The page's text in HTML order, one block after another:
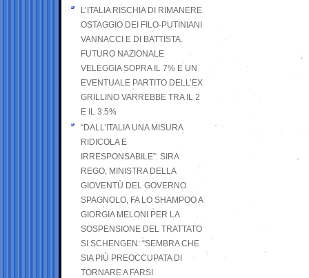
L’ITALIA RISCHIA DI RIMANERE
OSTAGGIO DEI FILO-PUTINIANI
VANNACCI E DI BATTISTA.
FUTURO NAZIONALE
VELEGGIA SOPRA IL 7% E UN
EVENTUALE PARTITO DELL’EX
GRILLINO VARREBBE TRA IL 2
E IL 3.5%
“DALL’ITALIA UNA MISURA
RIDICOLA E
IRRESPONSABILE”: SIRA
REGO, MINISTRA DELLA
GIOVENTÙ DEL GOVERNO
SPAGNOLO, FA LO SHAMPOO A
GIORGIA MELONI PER LA
SOSPENSIONE DEL TRATTATO
SI SCHENGEN: “SEMBRA CHE
SIA PIÙ PREOCCUPATA DI
TORNARE A FARSI